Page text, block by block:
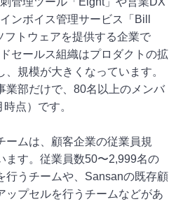
ンボイス管理サービス「Bill
フトウェアを提供する企業で
セールス組織はプロダクトの拡
規模が大きくなっています。
業部だけで、80名以上のメンバ
点）です。
ームは、顧客企業の従業員規
ます。従業員数50〜2,999名の
行うチームや、Sansanの既存顧
ップセルを行うチームなどがあ